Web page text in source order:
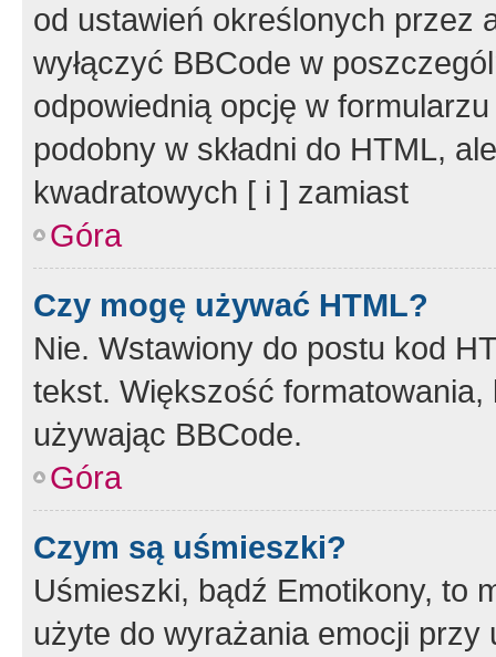
od ustawień określonych przez
wyłączyć BBCode w
odpowiednią opcję w
podobny w składni do HTML,
kwadratowych [ i ] zamiast
Góra
Czy mogę używać HTML?
Nie. Wstawiony do postu kod
tekst. Większość
używając BBCode.
Góra
Czym są uśmieszki?
Uśmieszki, bądź Emotikony, to
użyte do wyrażania emocji